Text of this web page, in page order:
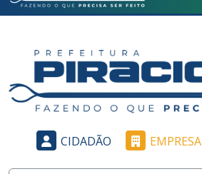
CIDADÃO EMPRESA